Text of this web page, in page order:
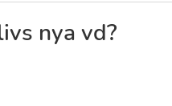
nya vd?